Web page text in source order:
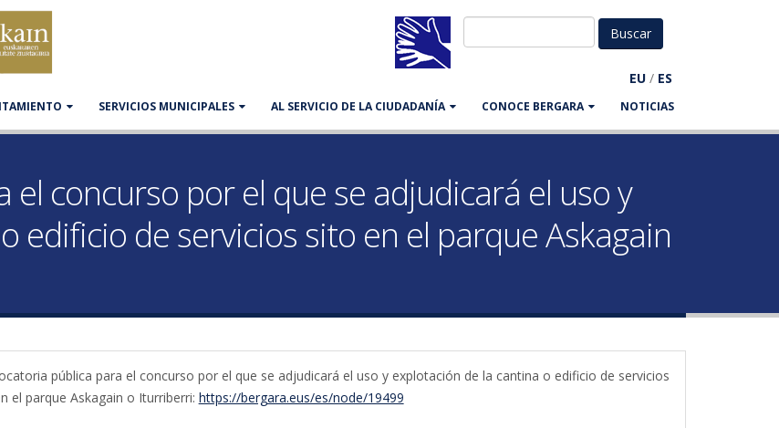
EU / ES
SERVICIOS MUNICIPALES AL SERVICIO DE LA CIUDADANÍA CONOCE BERGARA NOTICIAS
concurso por el que se adjudicará el uso y
edificio de servicios sito en el parque Askagain
pública para el concurso por el que se adjudicará el uso y explotación de la cantina o edificio de servicios
el parque Askagain o Iturriberri: https://bergara.eus/es/node/19499